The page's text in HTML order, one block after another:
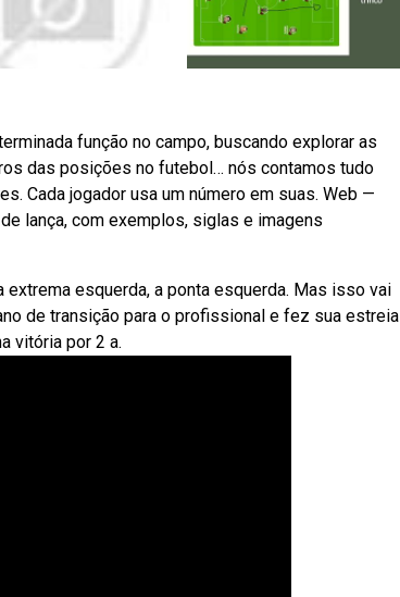
função no campo, buscando explorar as
das posições no futebol… nós contamos tudo
Cada jogador usa um número em suas. Web —
lança, com exemplos, siglas e imagens
esquerda, a ponta esquerda. Mas isso vai
de transição para o profissional e fez sua estreia
vitória por 2 a.